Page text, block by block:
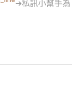
➔私訊小幫手為